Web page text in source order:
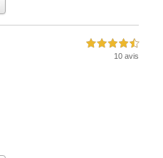
4,5 étoiles sur 5
10 avis